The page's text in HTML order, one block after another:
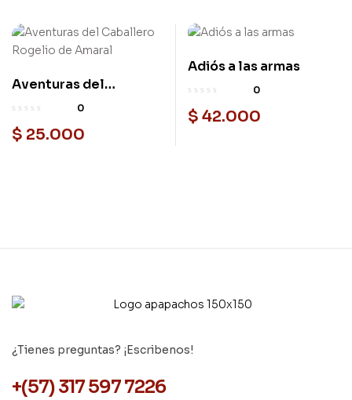
Aventuras del
Caballero Rogelio de
0
$ 25.000
Adiós a las armas
0
$ 42.000
¿Tienes preguntas? ¡Escribenos!
+(57) 317 597 7226